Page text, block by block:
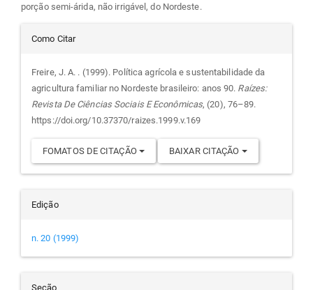
porção semi-árida, não irrigável, do Nordeste.
Detalhes
do
artigo
Como Citar
Freire, J. A. . (1999). Política agrícola e sustentabilidade da
agricultura familiar no Nordeste brasileiro: anos 90. Raízes:
Revista De Ciências Sociais E Econômicas, (20), 76–89.
https://doi.org/10.37370/raizes.1999.v.169
FOMATOS DE CITAÇÃO BAIXAR CITAÇÃO
Edição
n. 20 (1999)
Seção